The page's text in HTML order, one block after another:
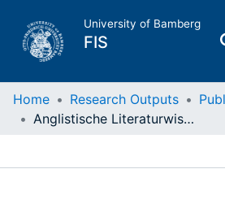
University of Bamberg
FIS
Home
Home Research Outputs
Anglistische Literaturwissenschaft und/oder Cultural Studies